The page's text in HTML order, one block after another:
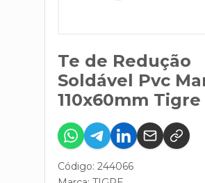
Te de Redução
Soldável Pvc
110x60mm Tigre
Código: 244066